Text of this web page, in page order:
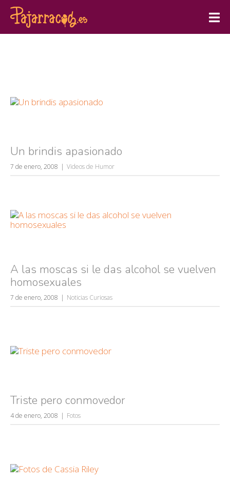
Un brindis apasionado
7 de enero, 2008 Videos de Humor
A las moscas si le das alcohol se vuelven
homosexuales
7 de enero, 2008 Noticias Curiosas
Triste pero conmovedor
4 de enero, 2008 Fotos